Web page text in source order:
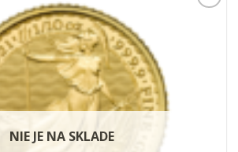
NIE JE NA SKLADE